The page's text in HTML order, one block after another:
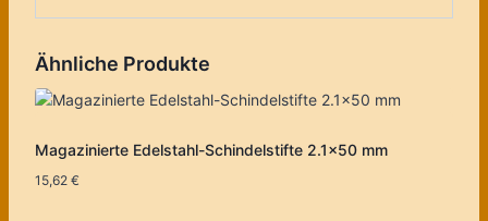
Ähnliche Produkte
Magazinierte Edelstahl-Schindelstifte 2.1×50 mm
15,62 €